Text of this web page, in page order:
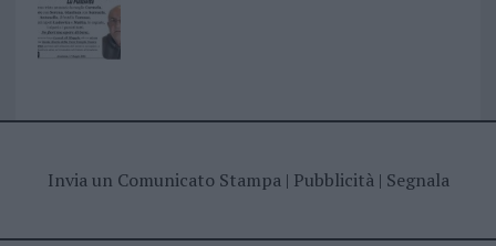
Invia un Comunicato Stampa| Pubblicità| Segnala